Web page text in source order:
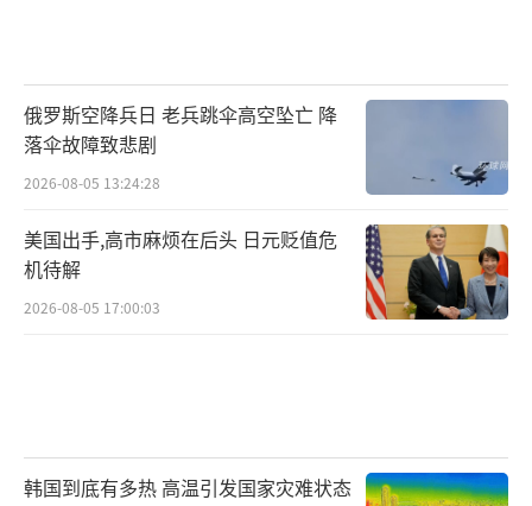
俄罗斯空降兵日 老兵跳伞高空坠亡 降
落伞故障致悲剧
2026-08-05 13:24:28
美国出手,高市麻烦在后头 日元贬值危
机待解
2026-08-05 17:00:03
韩国到底有多热 高温引发国家灾难状态